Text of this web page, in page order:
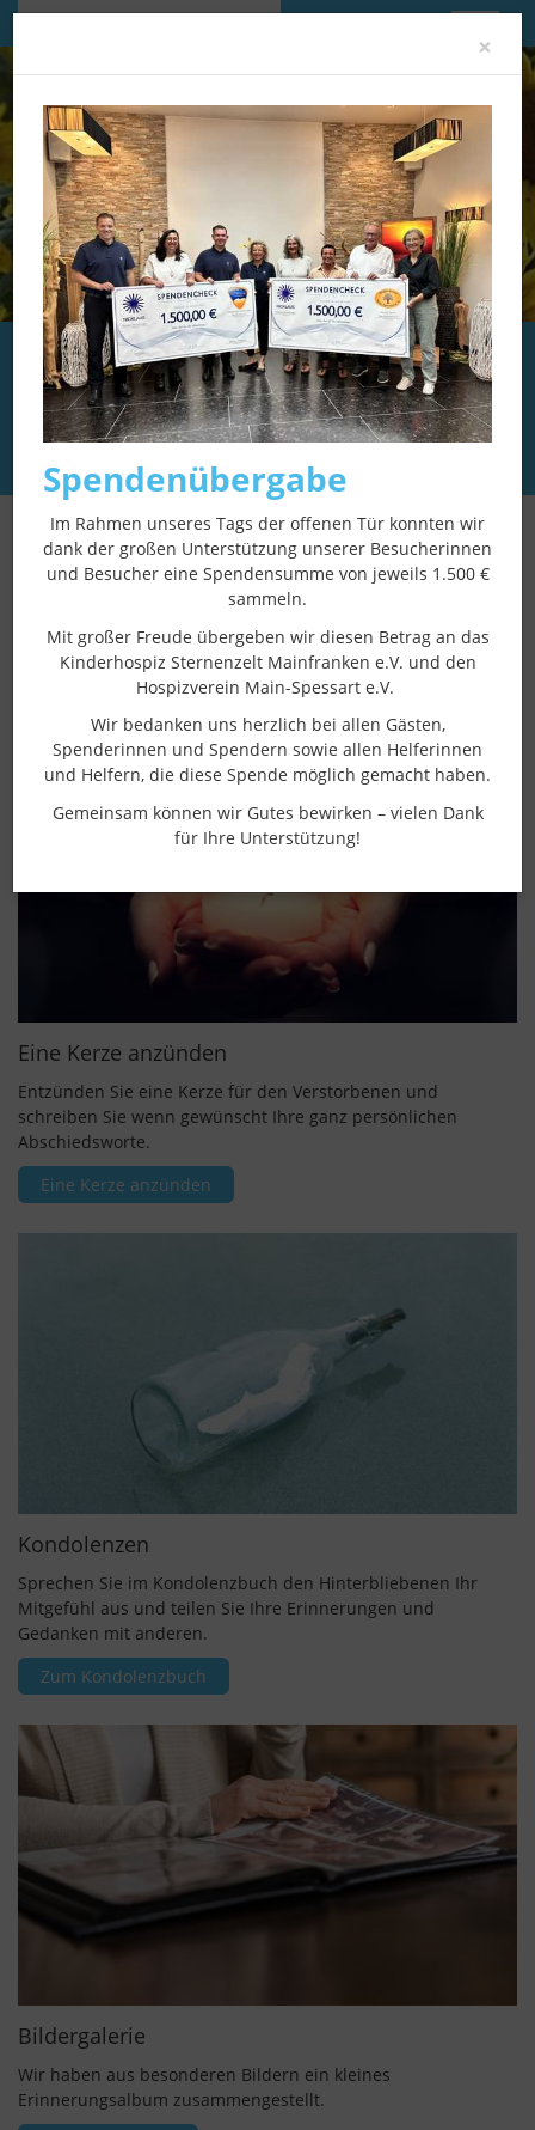
Eva Wittmann
＊ 18.01.1949in Mühlbach
Wir erinnern an einen
geliebten Menschen
Eine Kerze anzünden
Entzünden Sie eine Kerze für den Verstorbenen und
schreiben Sie wenn gewünscht Ihre ganz persönlichen
Abschiedsworte.
Eine Kerze anzünden
Kondolenzen
Sprechen Sie im Kondolenzbuch den Hinterbliebenen Ihr
Mitgefühl aus und teilen Sie Ihre Erinnerungen und
Gedanken mit anderen.
Zum Kondolenzbuch
Bildergalerie
Wir haben aus besonderen Bildern ein kleines
Erinnerungsalbum zusammengestellt.
×
Spendenübergabe
Im Rahmen unseres Tags der offenen Tür konnten wir
dank der großen Unterstützung unserer Besucherinnen
und Besucher eine Spendensumme von jeweils 1.500 €
sammeln.
Mit großer Freude übergeben wir diesen Betrag an das
Kinderhospiz Sternenzelt Mainfranken e.V. und den
Hospizverein Main-Spessart e.V.
Wir bedanken uns herzlich bei allen Gästen,
Spenderinnen und Spendern sowie allen Helferinnen
und Helfern, die diese Spende möglich gemacht haben.
Gemeinsam können wir Gutes bewirken – vielen Dank
für Ihre Unterstützung!